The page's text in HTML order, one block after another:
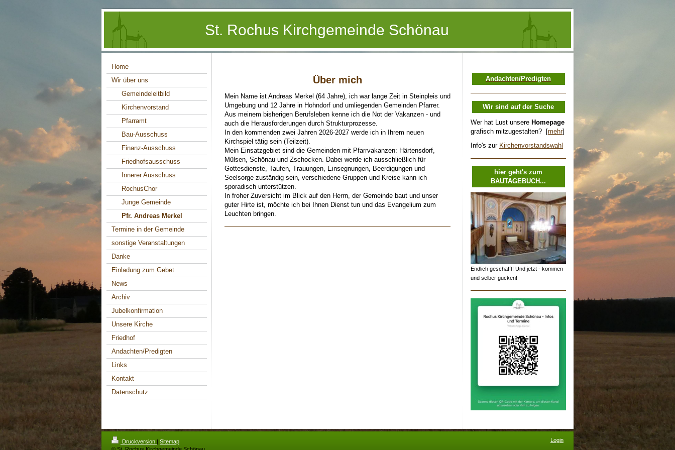
St. Rochus Kirchgemeinde Schönau
Home
Wir über uns
Gemeindeleitbild
Kirchenvorstand
Pfarramt
Bau-Ausschuss
Finanz-Ausschuss
Friedhofsausschuss
Innerer Ausschuss
RochusChor
Junge Gemeinde
Pfr. Andreas Merkel
Termine in der Gemeinde
sonstige Veranstaltungen
Danke
Einladung zum Gebet
News
Archiv
Jubelkonfirmation
Unsere Kirche
Friedhof
Andachten/Predigten
Links
Kontakt
Datenschutz
Über mich
Mein Name ist Andreas Merkel (64 Jahre), ich war lange Zeit in Steinpleis und
Umgebung und 12 Jahre in Hohndorf und umliegenden Gemeinden Pfarrer.
Aus meinem bisherigen Berufsleben kenne ich die Not der Vakanzen - und
auch die Herausforderungen durch Strukturprozesse.
In den kommenden zwei Jahren 2026-2027 werde ich in Ihrem neuen
Kirchspiel tätig sein (Teilzeit).
Mein Einsatzgebiet sind die Gemeinden mit Pfarrvakanzen: Härtensdorf,
Mülsen, Schönau und Zschocken. Dabei werde ich ausschließlich für
Gottesdienste, Taufen, Trauungen, Einsegnungen, Beerdigungen und
Seelsorge zuständig sein, verschiedene Gruppen und Kreise kann ich
sporadisch unterstützen.
In froher Zuversicht im Blick auf den Herrn, der Gemeinde baut und unser
guter Hirte ist, möchte ich bei Ihnen Dienst tun und das Evangelium zum
Leuchten bringen.
Andachten /Predigten
Wir sind auf der Suche
Wer hat Lust unsere Homepage
grafisch mitzugestalten? [mehr]
Info's zur Kirchenvorstandswahl
hier geht's zum
BAUTAGEBUCH...
Endlich geschafft! Und jetzt - kommen
und selber gucken!
Druckversion | Sitemap
Login